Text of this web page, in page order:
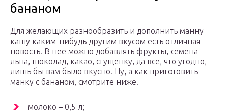
бананом
Для желающих разнообразить и дополнить манну
кашу каким-нибудь другим вкусом есть отличная
новость. В нее можно добавлять фрукты, семена
льна, шоколад, какао, сгущенку, да все, что угодно,
лишь бы вам было вкусно! Ну, а как приготовить
манку с бананом, смотрите ниже!
молоко – 0,5 л;